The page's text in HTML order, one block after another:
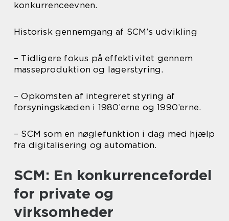
konkurrenceevnen.
Historisk gennemgang af SCM’s udvikling
– Tidligere fokus på effektivitet gennem
masseproduktion og lagerstyring.
– Opkomsten af integreret styring af
forsyningskæden i 1980’erne og 1990’erne.
– SCM som en nøglefunktion i dag med hjælp
fra digitalisering og automation.
SCM: En konkurrencefordel
for private og
virksomheder